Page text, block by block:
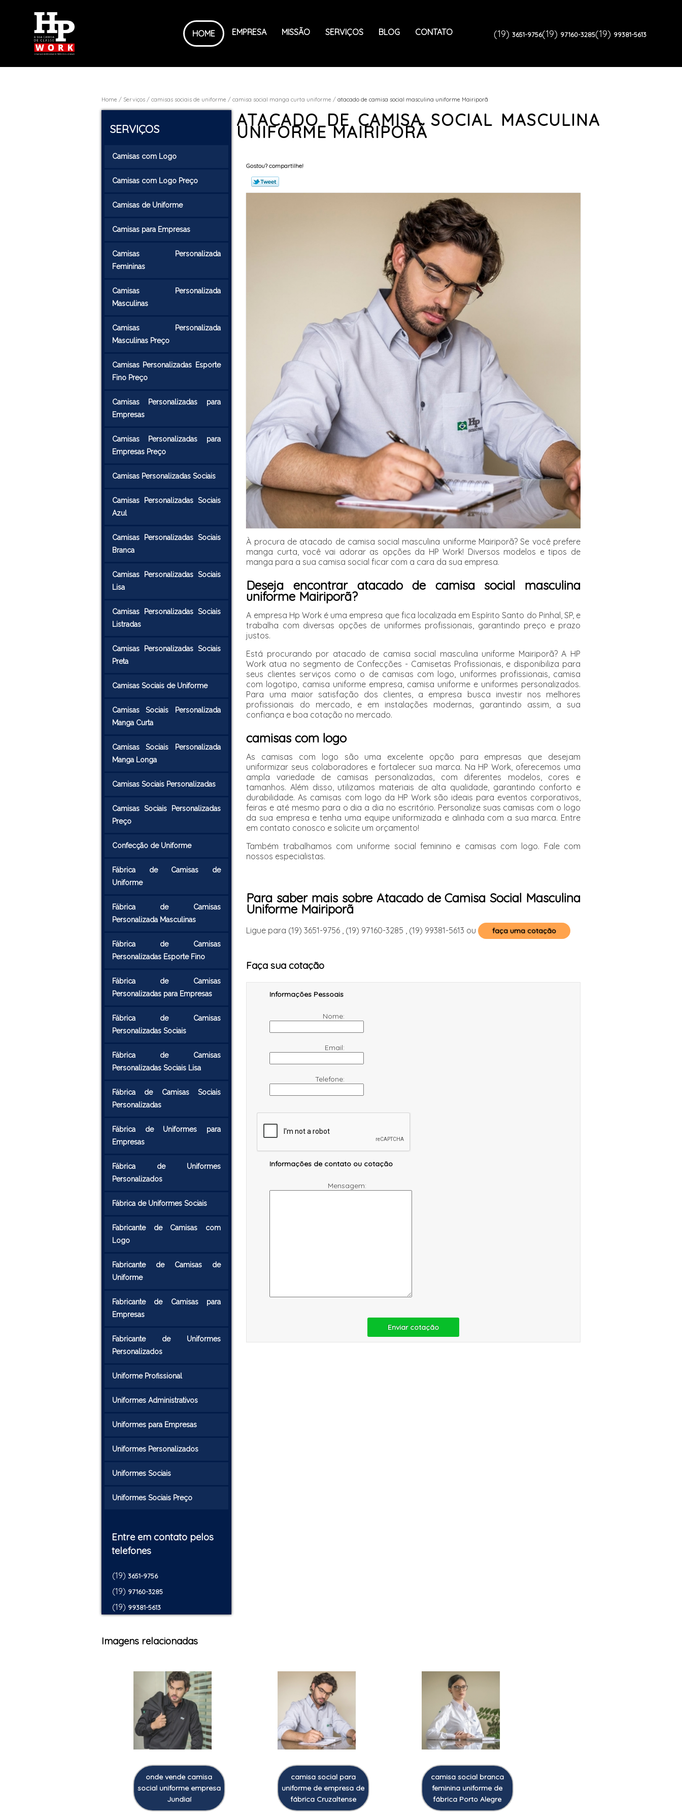
HOME EMPRESA MISSÃO SERVIÇOS BLOG CONTATO (19) 3651-9756(19) 97160-3285(19) 99381-5613
Home Serviços camisas sociais de uniforme camisa social manga curta uniforme atacado de camisa social masculina uniforme Mairiporã
SERVIÇOS
Camisas com Logo
Camisas com Logo Preço
Camisas de Uniforme
Camisas para Empresas
Camisas Personalizada
Femininas
Camisas Personalizada
Masculinas
Camisas Personalizada
Masculinas Preço
Camisas Personalizadas Esporte
Fino Preço
Camisas Personalizadas para
Empresas
Camisas Personalizadas para
Empresas Preço
Camisas Personalizadas Sociais
Camisas Personalizadas Sociais
Azul
Camisas Personalizadas Sociais
Branca
Camisas Personalizadas Sociais
Lisa
Camisas Personalizadas Sociais
Listradas
Camisas Personalizadas Sociais
Preta
Camisas Sociais de Uniforme
Camisas Sociais Personalizada
Manga Curta
Camisas Sociais Personalizada
Manga Longa
Camisas Sociais Personalizadas
Camisas Sociais Personalizadas
Preço
Confecção de Uniforme
Fábrica de Camisas de
Uniforme
Fábrica de Camisas
Personalizada Masculinas
Fábrica de Camisas
Personalizadas Esporte Fino
Fábrica de Camisas
Personalizadas para Empresas
Fábrica de Camisas
Personalizadas Sociais
Fábrica de Camisas
Personalizadas Sociais Lisa
Fábrica de Camisas Sociais
Personalizadas
Fábrica de Uniformes para
Empresas
Fábrica de Uniformes
Personalizados
Fábrica de Uniformes Sociais
Fabricante de Camisas com
Logo
Fabricante de Camisas de
Uniforme
Fabricante de Camisas para
Empresas
Fabricante de Uniformes
Personalizados
Uniforme Profissional
Uniformes Administrativos
Uniformes para Empresas
Uniformes Personalizados
Uniformes Sociais
Uniformes Sociais Preço
Entre em contato pelos
telefones
(19)3651-9756
(19) 97160-3285
(19) 99381-5613
ATACADO DE CAMISA SOCIAL MASCULINA
UNIFORME MAIRIPORÃ
Gostou? compartilhe!
À procura de atacado de camisa social masculina uniforme Mairiporã? Se você prefere
manga curta, você vai adorar as opções da HP Work! Diversos modelos e tipos de
manga para a sua camisa social ficar com a cara da sua empresa.
Deseja encontrar atacado de camisa social masculina
uniforme Mairiporã?
A empresa Hp Work é uma empresa que fica localizada em Espírito Santo do Pinhal, SP, e
trabalha com diversas opções de uniformes profissionais, garantindo preço e prazo
justos.
Está procurando por atacado de camisa social masculina uniforme Mairiporã? A HP
Work atua no segmento de Confecções - Camisetas Profissionais, e disponibiliza para
seus clientes serviços como o de camisas com logo, uniformes profissionais, camisa
com logotipo, camisa uniforme empresa, camisa uniforme e uniformes personalizados.
Para uma maior satisfação dos clientes, a empresa busca investir nos melhores
profissionais do mercado, e em instalações modernas, garantindo assim, a sua
confiança e boa cotação no mercado.
camisas com logo
As camisas com logo são uma excelente opção para empresas que desejam
uniformizar seus colaboradores e fortalecer sua marca. Na HP Work, oferecemos uma
ampla variedade de camisas personalizadas, com diferentes modelos, cores e
tamanhos. Além disso, utilizamos materiais de alta qualidade, garantindo conforto e
durabilidade. As camisas com logo da HP Work são ideais para eventos corporativos,
feiras e até mesmo para o dia a dia no escritório. Personalize suas camisas com o logo
da sua empresa e tenha uma equipe uniformizada e alinhada com a sua marca. Entre
em contato conosco e solicite um orçamento!
Também trabalhamos com uniforme social feminino e camisas com logo. Fale com
nossos especialistas.
Para saber mais sobre Atacado de Camisa Social Masculina
Uniforme Mairiporã
Ligue para (19) 3651-9756 , (19) 97160-3285 , (19) 99381-5613 ou faça uma cotação
Faça sua cotação
Informações Pessoais
Nome:
Email:
Telefone:
Informações de contato ou cotação
Mensagem:
Enviar cotação
Imagens relacionadas
onde vende camisa
social uniforme empresa
Jundiaí
camisa social para
uniforme de empresa de
fábrica Cruzaltense
camisa social branca
feminina uniforme de
fábrica Porto Alegre